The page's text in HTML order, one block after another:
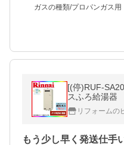
ガスの種類/プロパンガス用
[(停)RUF-
スふろ給湯
リムタイプ
リフォームの